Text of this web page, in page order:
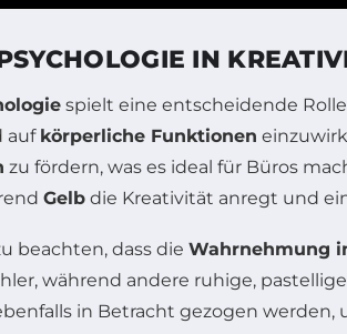
IN
spielt eine entscheidende
auf körperliche Funktionen
zu fördern, was es ideal für Büros
Gelb die Kreativität anregt und
beachten, dass die Wahrnehmung
während andere ruhige,
in Betracht gezogen